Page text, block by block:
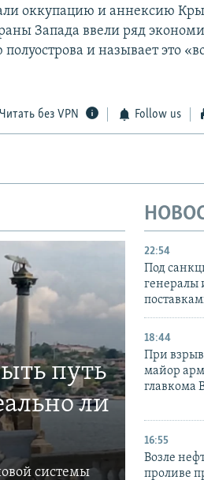
оккупацию и аннексию
Запада ввели ряд
и называет это
Читать без VPN Follow us
путь
ли
системы
22:54
Под
генералы
18:44
При
майор
главкома
16:55
Возле
проливе